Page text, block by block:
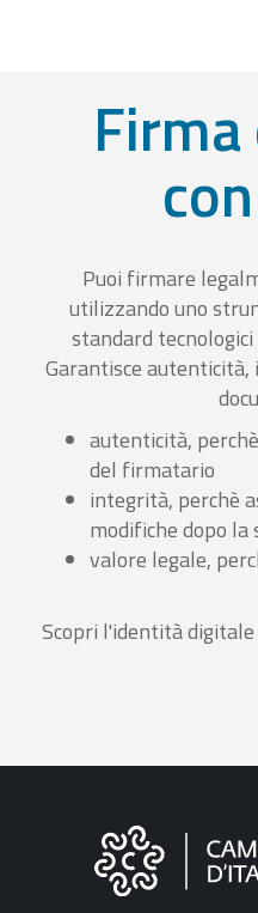
Puoi firmare
utilizzando uno
standard
Garantisce
autenticità,
del firmatario
integrità, perchè
modifiche dopo
valore legale,
Scopri l'identità digitale
Informazioni